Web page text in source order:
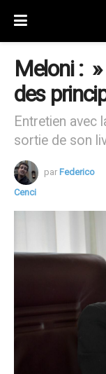
Meloni : »
des
Entretien avec
sortie de son
par Federico
Cenci